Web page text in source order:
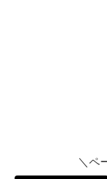
＼ペ